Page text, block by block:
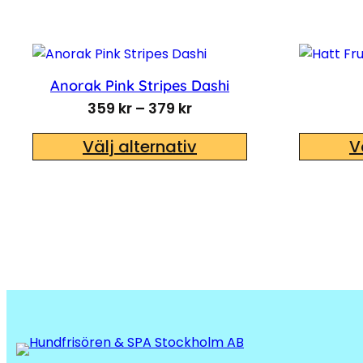
Anorak Pink Stripes Dashi
359 kr – 379 krPrisintervall: 359 kr till
Välj alternativ